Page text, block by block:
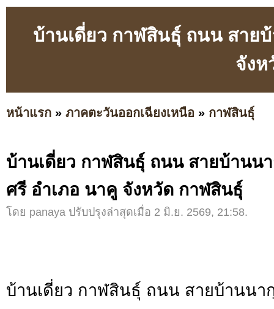
บ้านเดี่ยว กาฬสินธุ์ ถนน สาย
จังห
หน้าแรก » ภาคตะวันออกเฉียงเหนือ » กาฬสินธุ์
บ้านเดี่ยว กาฬสินธุ์ ถนน สายบ้านน
ศรี อำเภอ นาคู จังหวัด กาฬสินธุ์
โดย panaya ปรับปรุงล่าสุดเมื่อ 2 มิ.ย. 2569, 21:58.
บ้านเดี่ยว กาฬสินธุ์ ถนน สายบ้านนา